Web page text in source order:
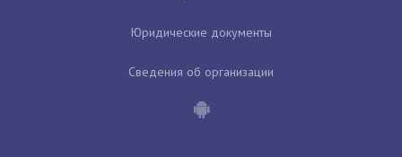
Юридические документы
Сведения об организации